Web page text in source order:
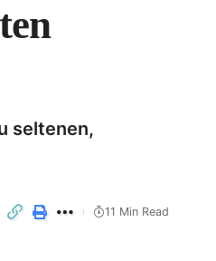
seltenen,
11 Min Read